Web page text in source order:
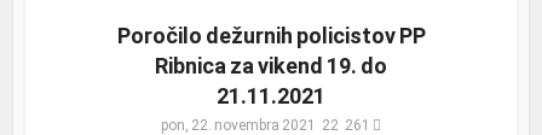
Poročilo dežurnih policistov PP
Ribnica za vikend 19. do
21.11.2021
pon, 22. novembra 2021 261